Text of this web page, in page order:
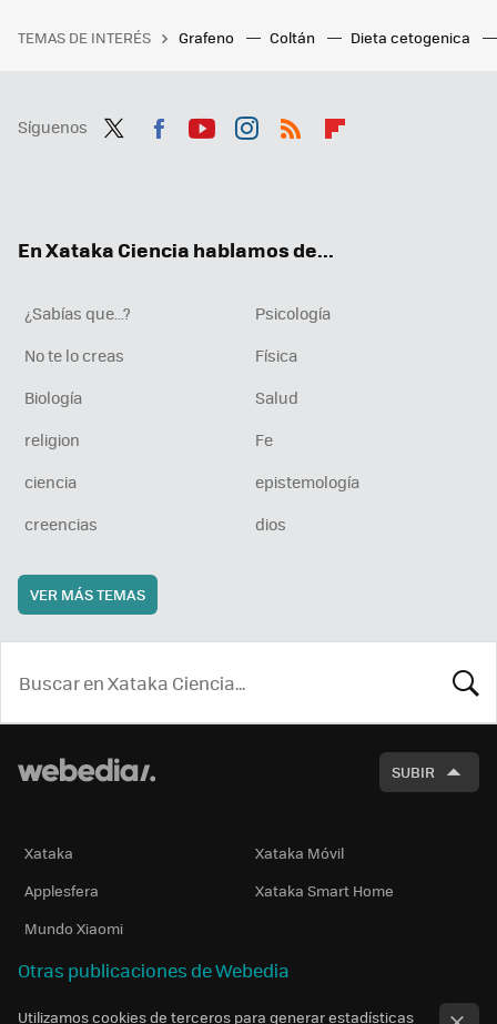
TEMAS DE INTERÉS Grafeno Coltán Dieta cetogenica
Síguenos
En Xataka Ciencia hablamos de...
¿Sabías que...?
Psicología
No te lo creas
Física
Biología
Salud
religion
Fe
ciencia
epistemología
creencias
dios
VER MÁS TEMAS
SUBIR
Xataka
Xataka Móvil
Applesfera
Xataka Smart Home
Mundo Xiaomi
Otras publicaciones de Webedia
Utilizamos cookies de terceros para generar estadísticas